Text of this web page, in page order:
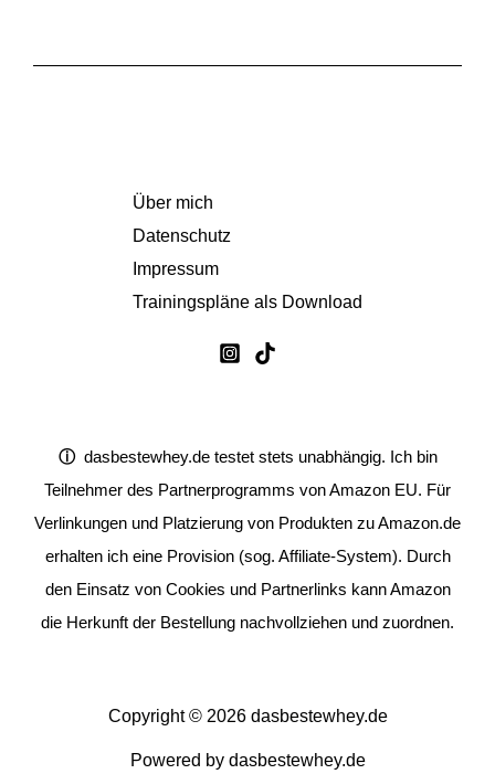
Über mich
Datenschutz
Impressum
Trainingspläne als Download
ⓘ dasbestewhey.de testet stets unabhängig. Ich bin
Teilnehmer des Partnerprogramms von Amazon EU. Für
Verlinkungen und Platzierung von Produkten zu Amazon.de
erhalten ich eine Provision (sog. Affiliate-System). Durch
den Einsatz von Cookies und Partnerlinks kann Amazon
die Herkunft der Bestellung nachvollziehen und zuordnen.
Copyright © 2026 dasbestewhey.de
Powered by dasbestewhey.de